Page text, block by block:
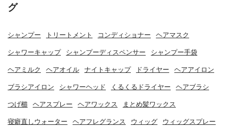
グ
シャンプー トリートメント コンディショナー ヘアマスク
シャワーキャップ シャンプーディスペンサー シャンプー手袋
ヘアミルク ヘアオイル ナイトキャップ ドライヤー ヘアアイロン
ブラシアイロン シャワーヘッド くるくるドライヤー ヘアブラシ
つげ櫛 ヘアスプレー ヘアワックス まとめ髪ワックス
寝癖直しウォーター ヘアフレグランス ウィッグ ウィッグスプレー